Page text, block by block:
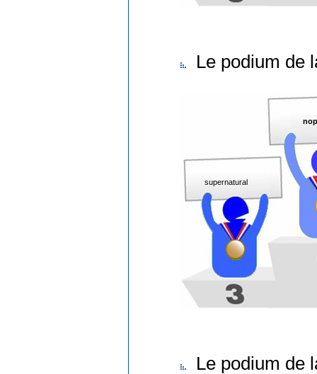
Le podium de
supernatural
Le podium de